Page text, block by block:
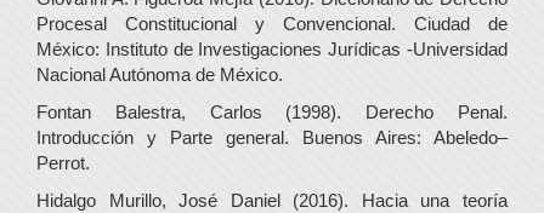
Procesal Constitucional y Convencional. Ciudad de
México: Instituto de Investigaciones Jurídicas -Universidad
Nacional Autónoma de México.
Fontan Balestra, Carlos (1998). Derecho Penal.
Introducción y Parte general. Buenos Aires: Abeledo–
Perrot.
Hidalgo Murillo, José Daniel (2016). Hacia una teoría